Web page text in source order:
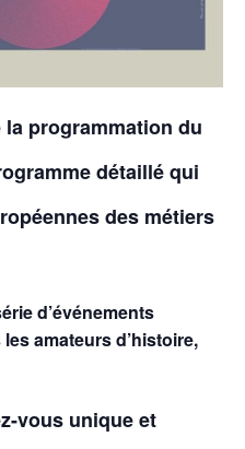
la programmation du
détaillé qui
des métiers
d’événements
amateurs d’histoire,
vous unique et